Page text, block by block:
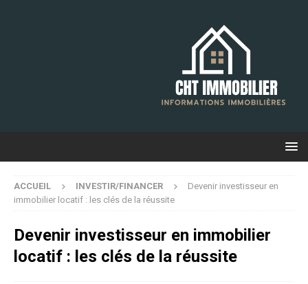
ACCUEIL INVESTIR/FINANCER
Devenir investisseur en
immobilier locatif : les clés de la réussite
Devenir investisseur en immobilier
locatif : les clés de la réussite